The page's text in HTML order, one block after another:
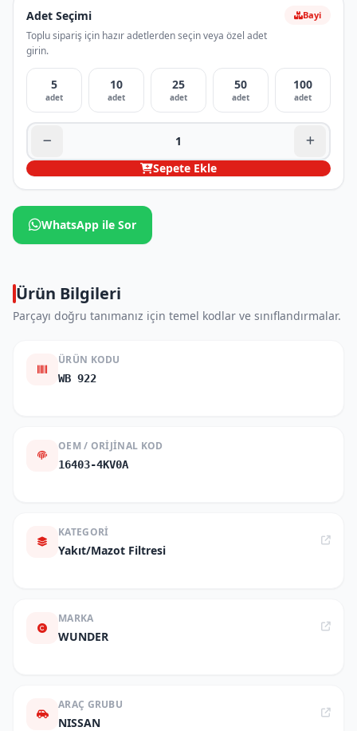
Adet Seçimi
Toplu sipariş için hazır adetlerden seçin veya özel adet
girin.
Bayi
5
adet
10
adet
25
adet
50
adet
100
adet
Sepete Ekle
WhatsApp ile Sor
Ürün Bilgileri
Parçayı doğru tanımanız için temel kodlar ve sınıflandırmalar.
ÜRÜN KODU
WB 922
OEM / ORIJINAL KOD
16403-4KV0A
KATEGORI
Yakıt/Mazot Filtresi
MARKA
WUNDER
ARAÇ GRUBU
NISSAN